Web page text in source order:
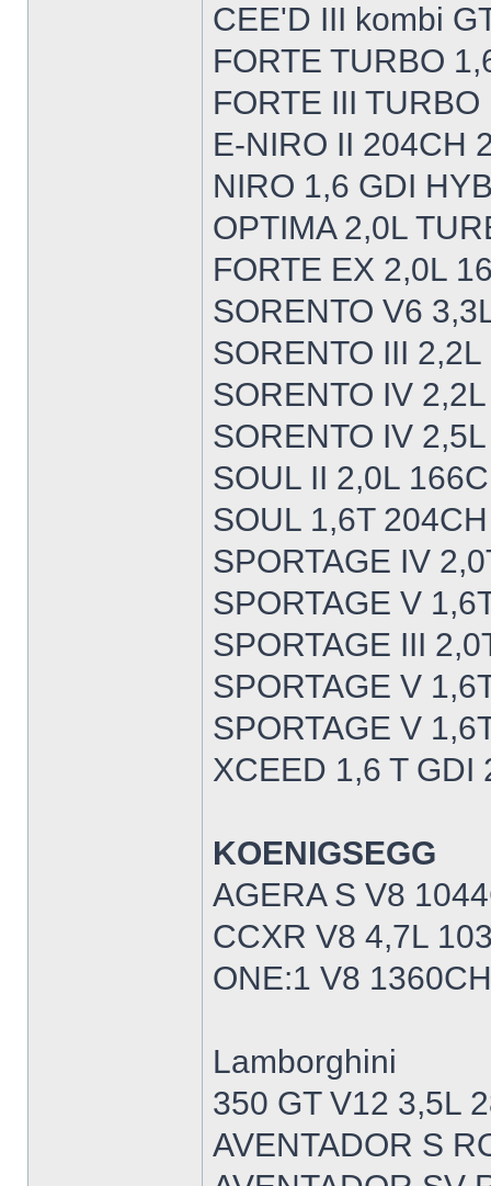
CEE'D III kombi
FORTE TURBO
FORTE III
E-NIRO II 204CH
NIRO 1,6 GDI
OPTIMA 2,0L
FORTE EX 2,0L
SORENTO V6
SORENTO III
SORENTO IV
SORENTO IV
SOUL II 2,0L
SOUL 1,6T
SPORTAGE IV
SPORTAGE V
SPORTAGE III
SPORTAGE V
SPORTAGE V
XCEED 1,6 T GDI
KOENIGSEGG
AGERA S V8
CCXR V8 4,7L
ONE:1 V8
Lamborghini
350 GT V12 3,5L
AVENTADOR S